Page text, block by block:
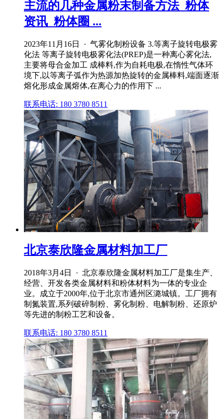
主流的几种金属粉末制备方法_粉体
资讯_粉体圈 ...
2023年11月16日 · 气雾化制粉设备 3.等离子旋转电极雾
化法 等离子旋转电极雾化法(PREP)是一种离心雾化法,
主要将母合金加工 成棒料,作为自耗电极,在惰性气体环
境下,以等离子弧作为热源加热旋转的金属棒料,端面逐渐
熔化形成金属熔体,在离心力的作用下 ...
联系电话: 180 3780 8511
北京泰欣隆金属材料加工厂
2018年3月4日 · 北京泰欣隆金属材料加工厂是集生产、
经营、开发各类金属材料和粉体材料为一体的专业企
业。成立于2000年,位于北京市通州区潞城镇。工厂拥有
制氮装置,系列破碎制粉、雾化制粉、电解制粉、还原炉
等先进的制粉工艺和设备。
联系电话: 180 3780 8511